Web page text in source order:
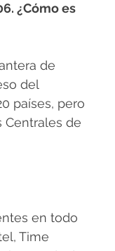
¿Cómo es
de
del
países, pero
Centrales de
en todo
Time